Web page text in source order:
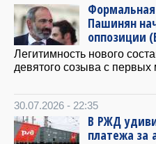
Формальная
Пашинян
оппозиции
Легитимность нового
девятого созыва с
30.07.2026 - 22:35
В РЖД
платежа за